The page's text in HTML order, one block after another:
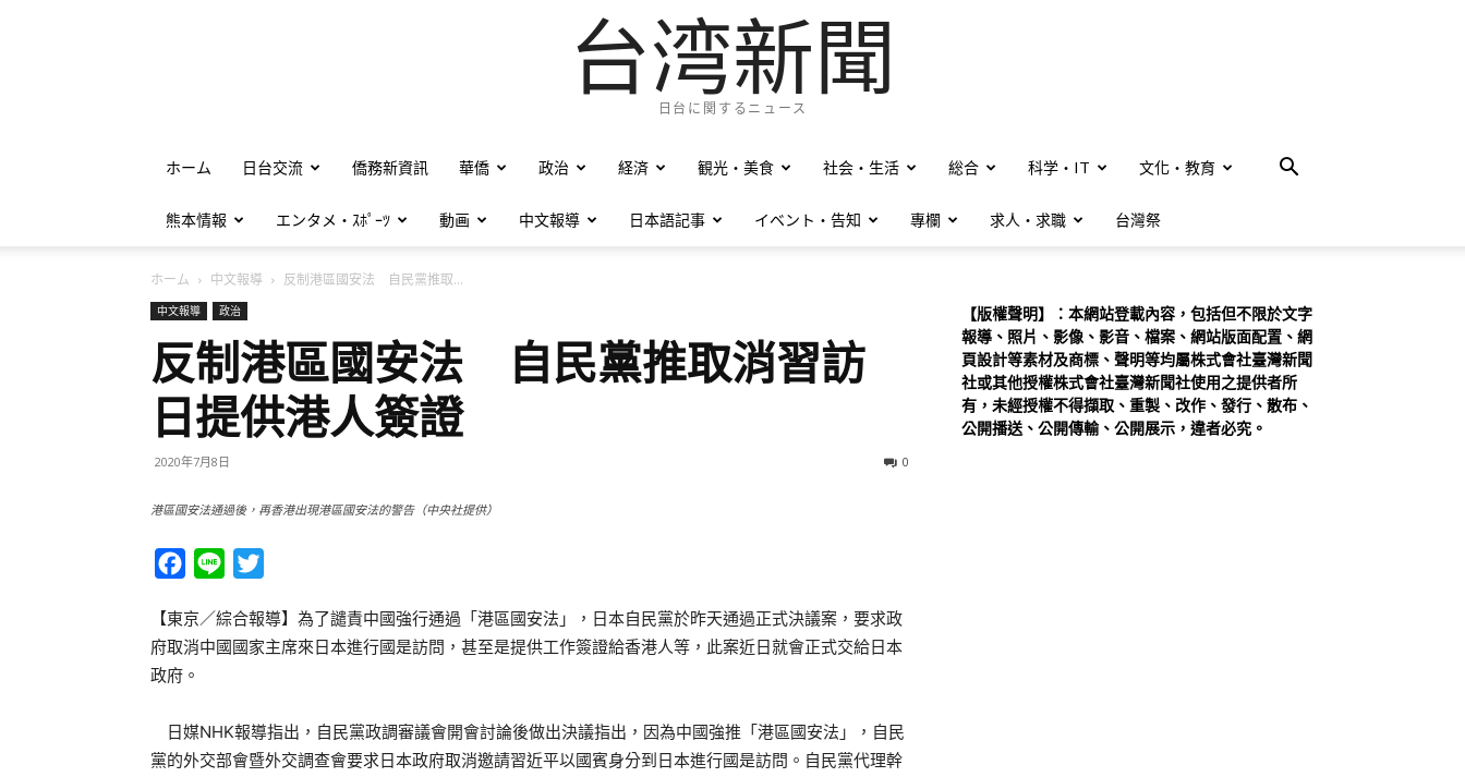
台湾新聞
日台に関するニュース
ホーム 日台交流 僑務新資訊 華僑 政治 経済 観光・美食 社会・生活 総合 科学・IT 文化・教育
熊本情報 エンタメ・ｽﾎﾟｰﾂ 動画 中文報導 日本語記事 イベント・告知 專欄 求人・求職 台灣祭
ホーム 中文報導 反制港區國安法 自民黨推取...
中文報導 政治
反制港區國安法 自民黨推取消習訪
日提供港人簽證
2020年7月8日 0
港區國安法通過後，再香港出現港區國安法的警告（中央社提供）
Facebook
Line
【東京／綜合報導】為了譴責中國強行通過「港區國安法」，日本自民黨於昨天通過正式決議案，要求政
府取消中國國家主席來日本進行國是訪問，甚至是提供工作簽證給香港人等，此案近日就會正式交給日本
政府。
日媒NHK報導指出，自民黨政調審議會開會討論後做出決議指出，因為中國強推「港區國安法」，自民
黨的外交部會暨外交調查會要求日本政府取消邀請習近平以國賓身分到日本進行國是訪問。自民黨代理幹
【版權聲明】：本網站登載內容，包括但不限於文字
報導、照片、影像、影音、檔案、網站版面配置、網
頁設計等素材及商標、聲明等均屬株式會社臺灣新聞
社或其他授權株式會社臺灣新聞社使用之提供者所
有，未經授權不得擷取、重製、改作、發行、散布、
公開播送、公開傳輸、公開展示，違者必究。